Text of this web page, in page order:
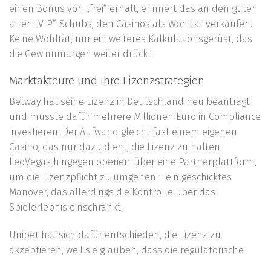
einen Bonus von „frei“ erhält, erinnert das an den guten
alten „VIP“-Schubs, den Casinos als Wohltat verkaufen.
Keine Wohltat, nur ein weiteres Kalkulationsgerüst, das
die Gewinnmargen weiter drückt.
Marktakteure und ihre Lizenzstrategien
Betway hat seine Lizenz in Deutschland neu beantragt
und musste dafür mehrere Millionen Euro in Compliance
investieren. Der Aufwand gleicht fast einem eigenen
Casino, das nur dazu dient, die Lizenz zu halten.
LeoVegas hingegen operiert über eine Partnerplattform,
um die Lizenzpflicht zu umgehen – ein geschicktes
Manöver, das allerdings die Kontrolle über das
Spielerlebnis einschränkt.
Unibet hat sich dafür entschieden, die Lizenz zu
akzeptieren, weil sie glauben, dass die regulatorische